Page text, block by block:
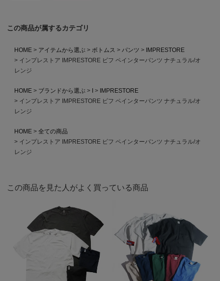
この商品が属するカテゴリ
HOME アイテムから選ぶ ボトムス パンツ
IMPRESTORE
インプレストア IMPRESTORE ビフ ペインターパンツ ナチュラル/オ
レンジ
HOME ブランドから選ぶ I
IMPRESTORE
インプレストア IMPRESTORE ビフ ペインターパンツ ナチュラル/オ
レンジ
HOME
全ての商品
インプレストア IMPRESTORE ビフ ペインターパンツ ナチュラル/オ
レンジ
この商品を見た人がよく買っている商品